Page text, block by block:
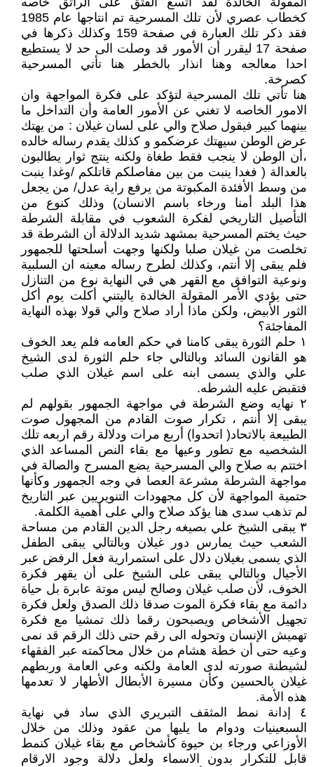
كخطاب عصري لأن تلك المسرحية تم انتاجها عام 1985
فقد ذكر تلك العبارة في صفحة 159 وكذلك ذكرها في
صفحة 17 ليقرر أن الأمور قد وصلت الى حد لا يستطيع
احدا معالجه وهنا انذار بالخطر هنا تأتي المسرحية
كصرخة.
هنا تأتي تلك المسرحية لتؤكد على فكرة المواجهة وان
الامور الخاصه لا تغني عن الأمور العامة وأن التداخل ما
بينهما كبير فيقول صلاح والي على لسان غيلان : من يهتك
عرض الوطن سيهتك عرضكمو و كذلك يقدم رساله خالده
،أن الوطن لا ينجب فقط طغاة ولكنه ينتج ثوار يطالبون
بالعدالة ( فغدا ينبت من بين مفاصلكم قاتلكم /وغدا ينبت
من وسط الأفئدة المكبوتة من يرفع راية عدل/ من يجعل
هذا البلد أمنا ورخاء باسم الانسان) وذلك كنوع من
التأصيل التاريخي لفكرة الشعوب في مقابلة الشرطة
حيث يختم المسرحية بمشهد شديد الدلالة أن الشرطة قد
تخلصت من غيلان صلبا ولكنها وجهت أسلحتها للجمهور
فلم يبقى إلا أنتم، وكذلك لطرح رساله معينه ان السلبية
ونوعية التوافق مع القهر هي في النهاية نوع من التنازل
حتى يؤدي الأمر المقولة الخالدة ياليتني أكلت يوم أكل
الثور الأبيض، ولكن ماذا أراد صلاح والي قولا بهذه النهاية
المفاجئة؟
١ حلم الثورة يبقى كامنا في حكم العامه فلم يعد الخوف
هو القانون السائد وبالتالي جاء حلم الثورة لدى الشيخ
علي والذي يسمى ابنه على اسم غيلان الذي صلب
فتقبض عليه الشرطه.
٢ نهايه وضع الشرطة في مواجهة الجمهور بقولهم لم
يبقى إلا أنتم ، تكرار صوت القادم من المجهول صوت
الطبيعة بالاتحاد( اتحدوا) أربع مرات ودلالة رقم اربعه تلك
الشخصيه مع تطور وعيها مع بقاء النص المساعد الذي
اختتم به صلاح والي المسرحية يضع المسرح والصالة في
مواجهة الشرطة مشرعة العصا في وجه الجمهور وكأنها
حتمية المواجهة لأن كل مجهودات التنويريين عبر التاريخ
لم تذهب سدى هنا يؤكد صلاح والي على أهمية الكلمة.
٣ يبقى الشيخ علي بصيغه رجل الدين القادم من مساحة
الشعب حيث يمارس دور غيلان وبالتالي يبقى الطفل
الذي يسمى بغيلان دلال على استمرارية فعل الرفض عبر
الأجيال وبالتالي يبقى على الشيخ على أن يقهر فكرة
الخوف، لأن صلب غيلان وصالح ليس موتة عابرة بل حياة
دائمة مع بقاء فكرة الموت صدقا ذلك الصدق ولعل فكرة
تجهيل الأشخاص ويصبحون رقما ذلك تمشيا مع فكرة
تهميش الإنسان وتحوله الى رقم حتى ذلك الرقم قد نمى
وعيه حتى أن خطة هشام من خلال محاكمته عبر الفقهاء
لشيطنة صورته لدى العامة ولكنه وعي العامة وربطهم
غيلان بالحسين وكأن مسيرة الأبطال الأطهار لا تعدمها
هذه الأمة.
٤ إدانة نمط المثقف التبريري الذي ساد في نهاية
السبعينيات ودوام ما يليها من عقود وذلك من خلال
الأوزاعي ورجاء بن حيوة كأشخاص مع بقاء غيلان كنمط
قابل للتكرار بدون الاسماء ولعل دلالة وجود الارقام